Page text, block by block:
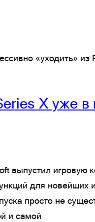
«уходить»
X уже
выпустил игровую
для новейших
просто не
и самой